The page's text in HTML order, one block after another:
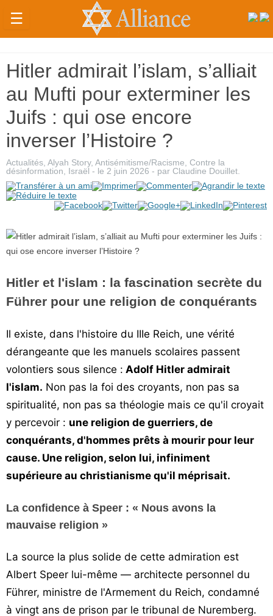
☰
Judaïsme
Magazine
Sorties
Culture
Radio
High-
Insolites
Vos
chroniques
Les
bonnes
adresses
Hitler admirait l’islam, s’alliait
au Mufti pour exterminer les
Juifs : qui ose encore
inverser l’Histoire ?
Actualités Alyah Story, Antisémitisme/Racisme
Contre la
désinformation
Israël - le 2 juin 2026 - par Claudine Douillet
Hitler et l'islam : la fascination secrète du
Führer pour une religion de conquérants
Il existe, dans l'histoire du IIIe Reich, une vérité
dérangeante que les manuels scolaires passent
volontiers sous silence : Adolf Hitler admirait
l'islam. Non pas la foi des croyants, non pas sa
spiritualité, non pas sa théologie mais ce qu'il croyait
y percevoir : une religion de guerriers, de
conquérants, d'hommes prêts à mourir pour leur
cause. Une religion, selon lui, infiniment
supérieure au christianisme qu'il méprisait.
La confidence à Speer : « Nous avons la
mauvaise religion »
La source la plus solide de cette admiration est
Albert Speer lui-même — architecte personnel du
Führer, ministre de l'Armement du Reich, condamné
à vingt ans de prison par le tribunal de Nuremberg.